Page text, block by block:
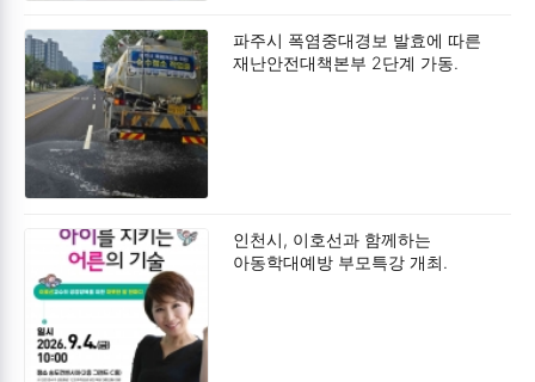
파주시 폭염중대경보 발효에 따른
재난안전대책본부 2단계 가동.
인천시, 이호선과 함께하는
아동학대예방 부모특강 개최.